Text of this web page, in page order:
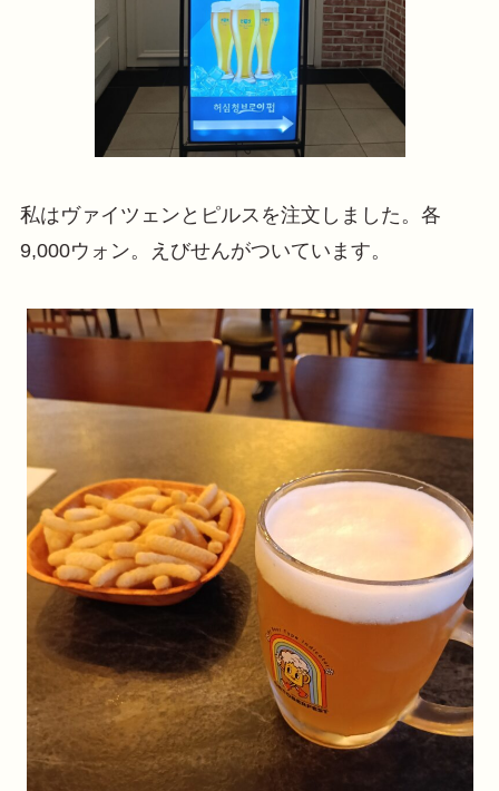
私はヴァイツェンとピルスを注文しました。各
9,000ウォン。えびせんがついています。